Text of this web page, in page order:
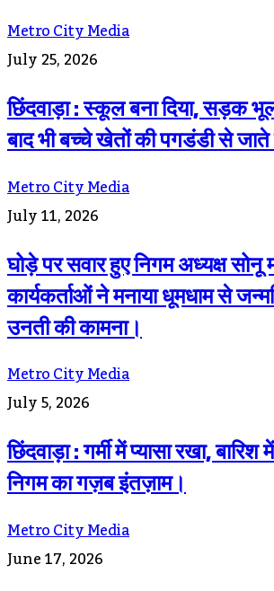
Metro City Media
July 25, 2026
छिंदवाड़ा : स्कूल बना दिया, सड़क
बाद भी बच्चे खेतों की पगडंडी से
Metro City Media
July 11, 2026
घोड़े पर सवार हुए निगम अध्यक्ष सोनू
कार्यकर्ताओं ने मनाया धूमधाम से
उनती की कामना।
Metro City Media
July 5, 2026
छिंदवाड़ा : गर्मी में प्यासा रखा,
निगम का गज़ब इंतज़ाम।
Metro City Media
June 17, 2026